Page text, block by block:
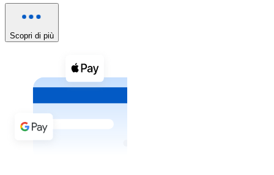
Vedi tutto
Buoni cripto
Acquista criptovalute in contanti e altri mezzi di
Acquista con contanti
Bonifico SEPA
Scopri di più